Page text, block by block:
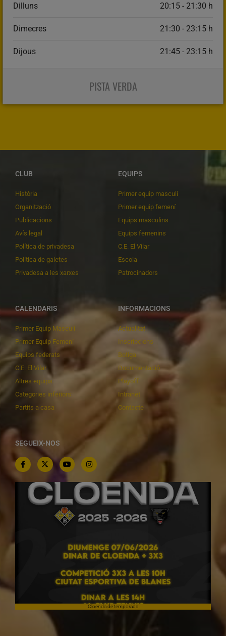
Dilluns 20:15 - 21:30 h
Dimecres 21:30 - 23:15 h
Dijous 21:45 - 23:15 h
PISTA VERDA
CLUB
Història
Organització
Publicacions
Avís legal
Política de privadesa
Política de galetes
Privadesa a les xarxes
EQUIPS
Primer equip masculí
Primer equip femení
Equips masculins
Equips femenins
C.E. El Vilar
Escola
Patrocinadors
CALENDARIS
Primer Equip Masculí
Primer Equip Femení
Equips federats
C.E. El Vilar
Altres equips
Categories inferiors
Partits a casa
INFORMACIONS
Actualitat
Inscripcions
Botiga
Documentació
Playoff
Intranet
Contacte
SEGUEIX-NOS
Cloenda de temporada